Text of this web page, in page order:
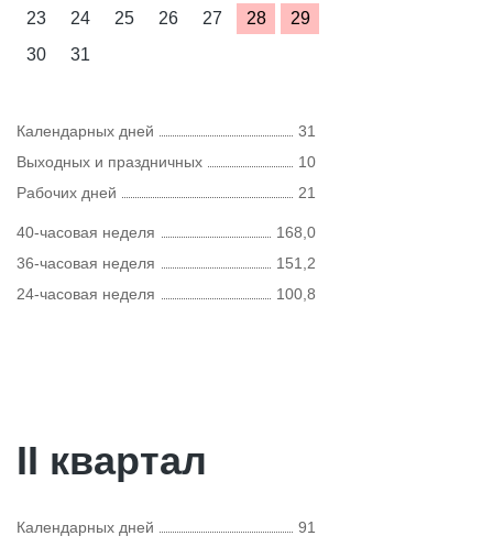
23
24 25 26 27 28
29
30
31
Календарных дней
31
Выходных и праздничных
10
Рабочих дней
21
40-часовая неделя
168,0
36-часовая неделя
151,2
24-часовая неделя
100,8
II квартал
Календарных дней
91